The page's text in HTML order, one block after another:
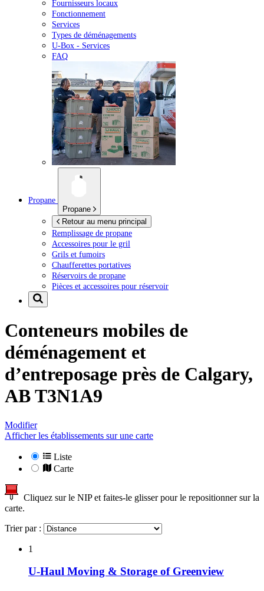
Fournisseurs locaux
Fonctionnement
Services
Types de déménagements
U-Box - Services
FAQ
Propane
Propane
Retour au menu principal
Remplissage de propane
Accessoires pour le gril
Grils et fumoirs
Chaufferettes portatives
Réservoirs de propane
Pièces et accessoires pour réservoir
Conteneurs mobiles de
déménagement et
d’entreposage près de Calgary,
AB T3N1A9
Modifier
Afficher les établissements sur une carte
Liste
Carte
Cliquez sur le NIP et faites-le glisser pour le repositionner sur la
carte.
Trier par :
1
U-Haul Moving & Storage of Greenview